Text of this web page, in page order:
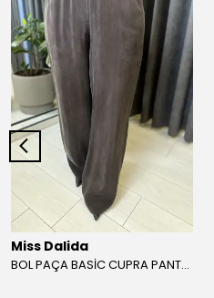
Miss Dalida
BOL PAÇA BASİC CUPRA PANTOLON